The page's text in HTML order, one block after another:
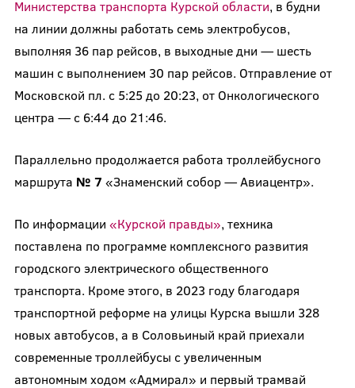
Министерства транспорта Курской области, в будни
на линии должны работать семь электробусов,
выполняя 36 пар рейсов, в выходные дни — шесть
машин с выполнением 30 пар рейсов. Отправление от
Московской пл. с 5:25 до 20:23, от Онкологического
центра — с 6:44 до 21:46.
Параллельно продолжается работа троллейбусного
маршрута № 7 «Знаменский собор — Авиацентр».
По информации «Курской правды», техника
поставлена по программе комплексного развития
городского электрического общественного
транспорта. Кроме этого, в 2023 году благодаря
транспортной реформе на улицы Курска вышли 328
новых автобусов, а в Соловьиный край приехали
современные троллейбусы с увеличенным
автономным ходом «Адмирал» и первый трамвай